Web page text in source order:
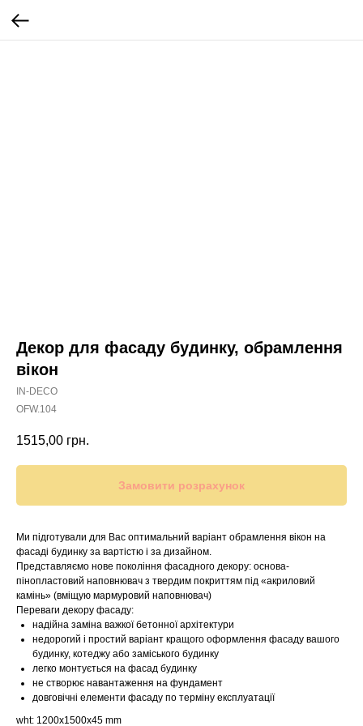
Декор для фасаду будинку, обрамлення
вікон
IN-DECO
OFW.104
1515,00 грн.
Замовити розрахунок
Ми підготували для Вас оптимальний варіант обрамлення вікон на
фасаді будинку за вартістю і за дизайном.
Представляємо нове покоління фасадного декору: основа-
пінопластовий наповнювач з твердим покриттям під «акриловий
камінь» (вміщую мармуровий наповнювач)
Переваги декору фасаду:
надійна заміна важкої бетонної архітектури
недорогий і простий варіант кращого оформлення фасаду вашого
будинку, котеджу або заміського будинку
легко монтується на фасад будинку
не створює навантаження на фундамент
довговічні елементи фасаду по терміну експлуатації
wht: 1200x1500x45 mm